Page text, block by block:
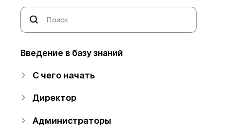
Введение в базу знаний
С чего начать
Директор
Администраторы